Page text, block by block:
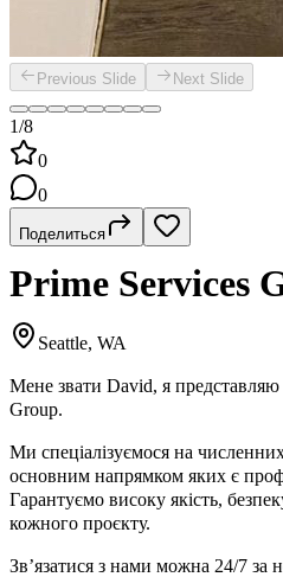
Previous Slide Next Slide
1/8
0
0
Поделиться
Prime Services
Seattle, WA
Мене звати David, я
Group.
Ми спеціалізуємося на
основним напрямком яких є
Гарантуємо високу якість,
кожного проєкту.
Зв’язатися з нами можна 24/7 за